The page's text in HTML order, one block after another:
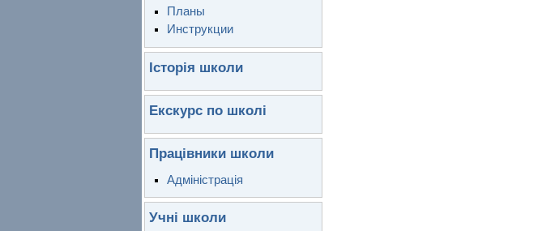
Планы
Инструкции
Історія школи
Екскурс по школі
Працівники школи
Адміністрація
Учні школи